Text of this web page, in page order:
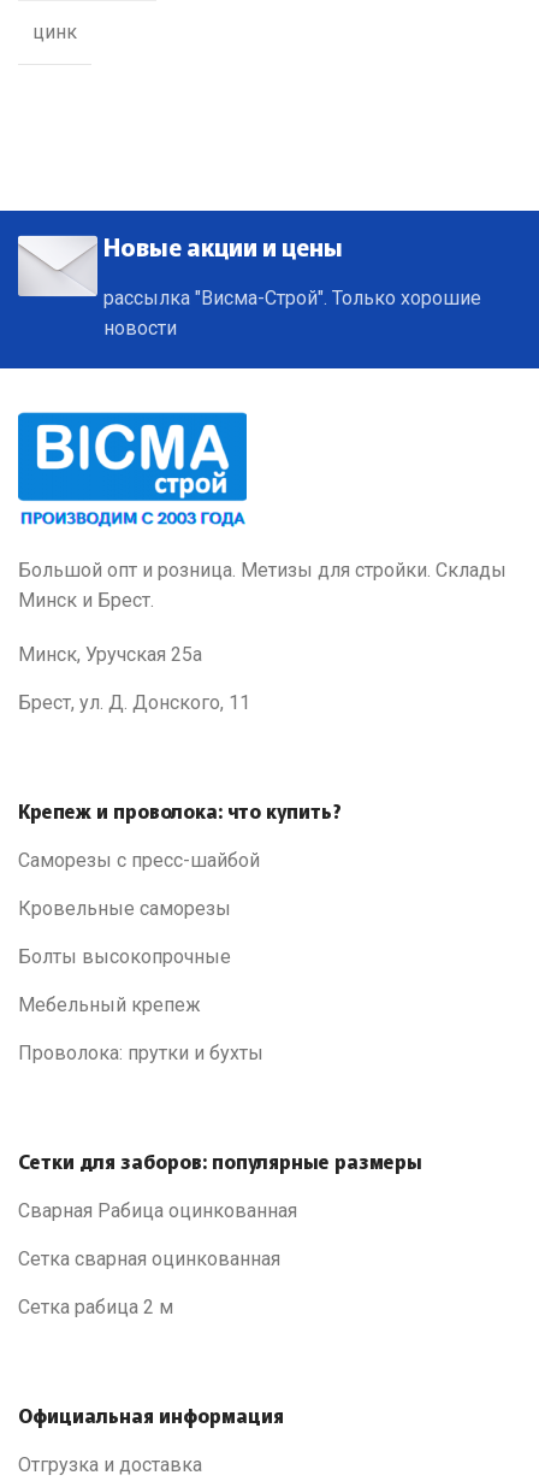
цинк
Новые акции и цены
рассылка "Висма-Строй". Только хорошие
новости
Большой опт и розница. Метизы для стройки. Склады
Минск и Брест.
Минск, Уручская 25а
Брест, ул. Д. Донского, 11
Крепеж и проволока: что купить?
Саморезы с пресс-шайбой
Кровельные саморезы
Болты высокопрочные
Мебельный крепеж
Проволока: прутки и бухты
Сетки для заборов: популярные размеры
Сварная Рабица оцинкованная
Сетка сварная оцинкованная
Сетка рабица 2 м
Официальная информация
Отгрузка и доставка